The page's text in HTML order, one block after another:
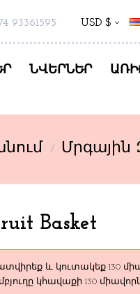
93361595 USD $
ՆՎԵՐՆԵՐ
Մրգային
Basket
և կուտակեք 130
կհավաքի 130